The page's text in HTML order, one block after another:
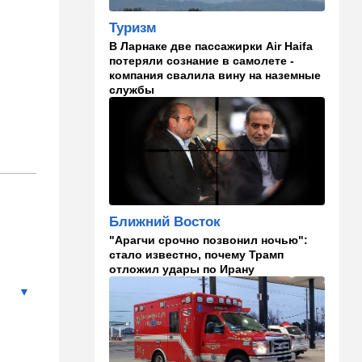
октября, работал в Газе
водителем грузовика
11:43 В мире
К программе "спасем
Россию" от топливного
кризиса присоединилась
еще одна страна
Израиль
В Эйлатский залив приплыл
необычный гость. ВИДЕО
10:36 Израиль
Три пожара за минуты в
Рамат-Гане: подозрение на
поджог
10:23 В мире
Разрази меня гром:
участника СВО поразила
Туризм
В Ларнаке две пассажирки Air Haifa
потеряли сознание в самолете -
компания свалила вину на наземные
службы
Ближний Восток
"Арагчи срочно позвонил ночью":
стало известно, почему Трамп
отложил удары по Ирану